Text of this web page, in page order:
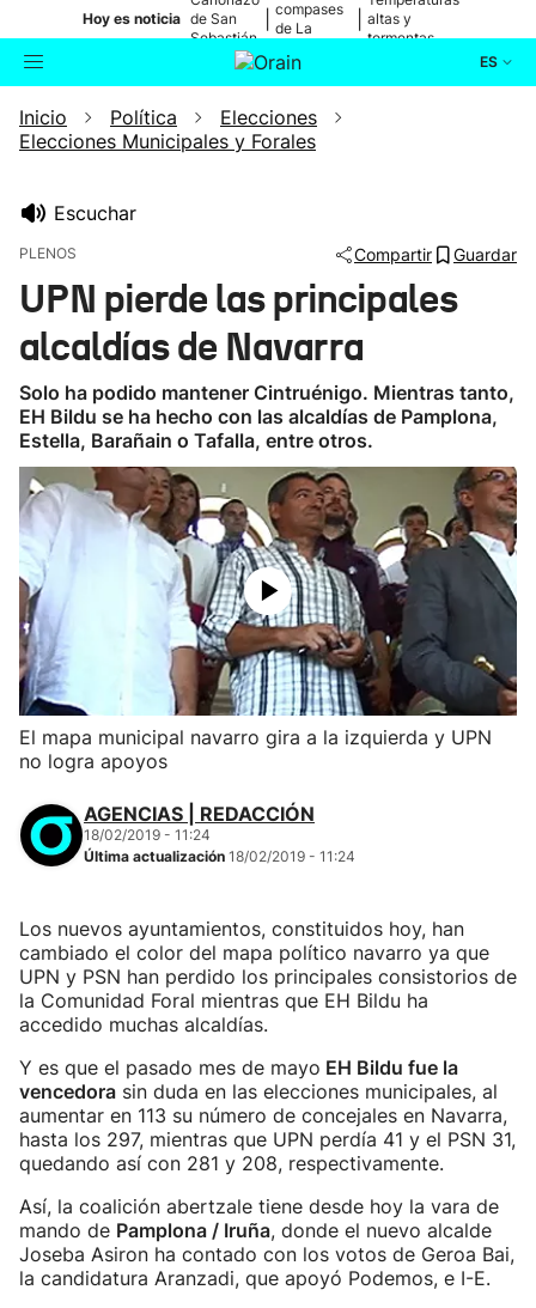
Hoy es noticia de San
Sebastián
compases
de La
altas y
tormentas
ES
Buscador Actualidad
Ikusmiran
Eguraldia
Inicio Política
Elecciones
Elecciones Municipales y Forales
Escuchar
PLENOS Compartir Guardar
UPN pierde las principales
alcaldías de Navarra
Solo ha podido mantener Cintruénigo. Mientras tanto,
EH Bildu se ha hecho con las alcaldías de Pamplona,
Estella, Barañain o Tafalla, entre otros.
El mapa municipal navarro gira a la izquierda y UPN
no logra apoyos
AGENCIAS | REDACCIÓN
18/02/2019 - 11:24
Última actualización 18/02/2019 - 11:24
Los nuevos ayuntamientos, constituidos hoy, han
cambiado el color del mapa político navarro ya que
UPN y PSN han perdido los principales consistorios de
la Comunidad Foral mientras que EH Bildu ha
accedido muchas alcaldías.
Y es que el pasado mes de mayo EH Bildu fue la
vencedora sin duda en las elecciones municipales, al
aumentar en 113 su número de concejales en Navarra,
hasta los 297, mientras que UPN perdía 41 y el PSN 31,
quedando así con 281 y 208, respectivamente.
Así, la coalición abertzale tiene desde hoy la vara de
mando de Pamplona / Iruña, donde el nuevo alcalde
Joseba Asiron ha contado con los votos de Geroa Bai,
la candidatura Aranzadi, que apoyó Podemos, e I-E.